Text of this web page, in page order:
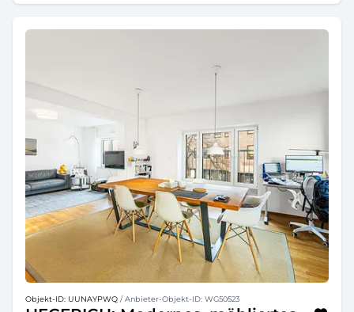
Objekt-ID: UUNAYPWQ / Anbieter-Objekt-ID: WG50523